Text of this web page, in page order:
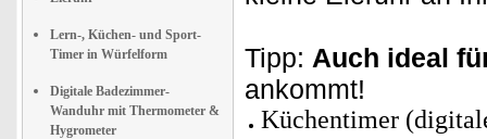
Lern-, Küchen- und Sport-
Timer in Würfelform
Digitale Badezimmer-
Wanduhr mit Thermometer &
Hygrometer
Tipp: Auch ideal
ankommt!
Küchentimer